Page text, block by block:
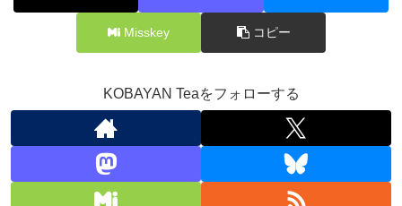
Misskey コピー
KOBAYAN Teaをフォローする